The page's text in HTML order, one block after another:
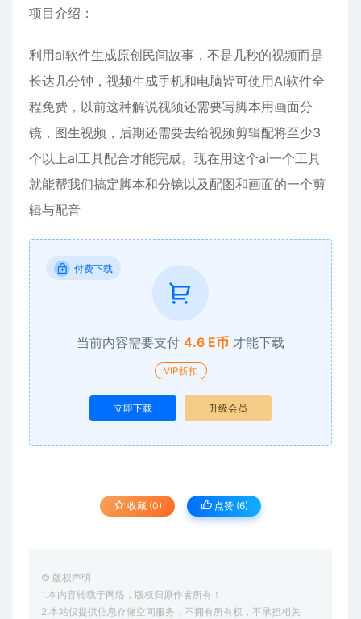
项目介绍：
利用ai软件生成原创民间故事，不是几秒的视频而是
长达几分钟，视频生成手机和电脑皆可使用AI软件全
程免费，以前这种解说视须还需要写脚本用画面分
镜，图生视频，后期还需要去给视频剪辑配将至少3
个以上al工具配合才能完成。现在用这个ai一个工具
就能帮我们搞定脚本和分镜以及配图和画面的一个剪
辑与配音
付费下载
当前内容需要支付 4.6 E币 才能下载
VIP折扣
立即下载 升级会员
收藏 (0) 点赞 (6)
© 版权声明
1.本内容转载于网络，版权归原作者所有！
2.本站仅提供信息存储空间服务，不拥有所有权，不承担相关